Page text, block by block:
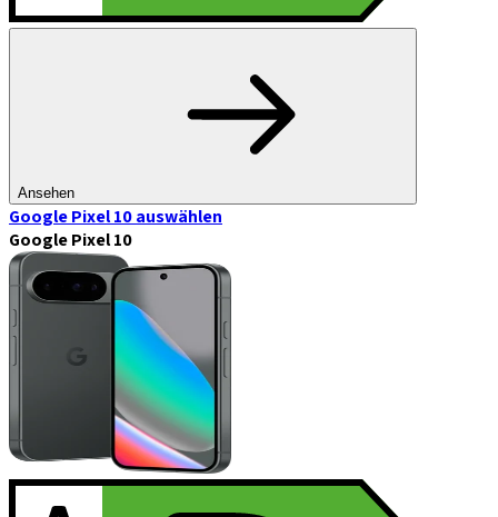
Ansehen
Google Pixel 10auswählen
Google Pixel 10